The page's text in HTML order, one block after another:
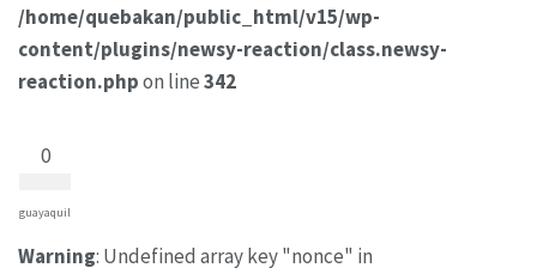
/home/quebakan/public_html/v15/wp-
content/plugins/newsy-reaction/class.newsy-
reaction.phpon line342
0
guayaquil
Warning: Undefined array key "nonce" in